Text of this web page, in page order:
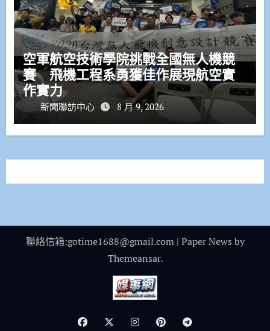
空軍航空技術學院挑戰全國無人機競
賽 飛機工程系勇獲佳作展現航空實
作實力
新聞聯訪中心 8 月 9, 2026
聯絡信箱:gotime1688@gmail.com | Paper News by
Themeansar.